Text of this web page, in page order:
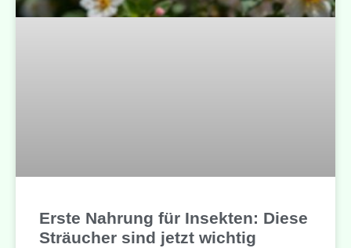
Erste Nahrung für Insekten: Diese
Sträucher sind jetzt wichtig